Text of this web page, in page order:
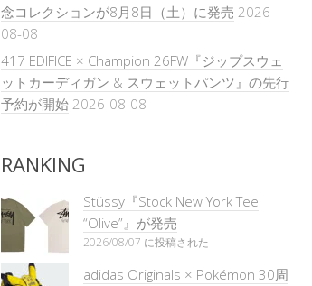
念コレクションが8月8日（土）に発売 2026-
08-08
417 EDIFICE × Champion 26FW『ジップスウェ
ットカーディガン & スウェットパンツ』の先行
予約が開始 2026-08-08
RANKING
Stüssy『Stock New York Tee
“Olive”』が発売
2026/08/07 に投稿された
adidas Originals × Pokémon 30周